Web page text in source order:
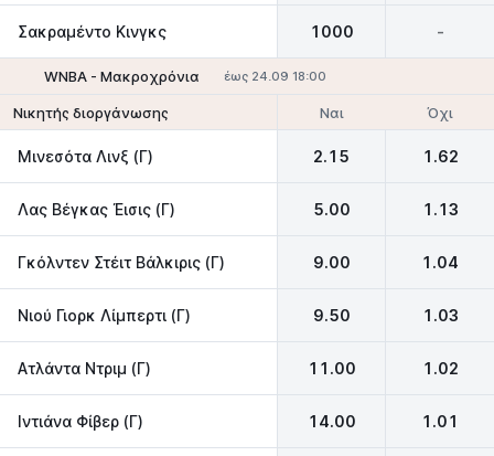
Σακραμέντο Κινγκς 1000 -
WNBA - Mακροχρόνια έως 24.09 18:00
Νικητής διοργάνωσης Ναι Όχι
Μινεσότα Λινξ (Γ) 2.15 1.62
Λας Βέγκας Έισις (Γ) 5.00 1.13
Γκόλντεν Στέιτ Βάλκιρις (Γ) 9.00 1.04
Νιού Γιορκ Λίμπερτι (Γ) 9.50 1.03
Ατλάντα Ντριμ (Γ) 11.00 1.02
Ιντιάνα Φίβερ (Γ) 14.00 1.01